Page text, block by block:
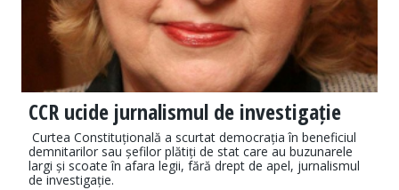
CCR ucide jurnalismul de investigație
Curtea Constituțională a scurtat democrația în beneficiul
demnitarilor sau șefilor plătiți de stat care au buzunarele
largi și scoate în afara legii, fără drept de apel, jurnalismul
de investigație.